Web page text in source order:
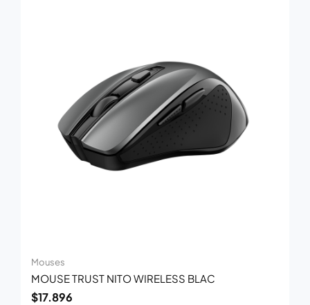
Mouses
MOUSE TRUST NITO WIRELESS BLAC
$17.896